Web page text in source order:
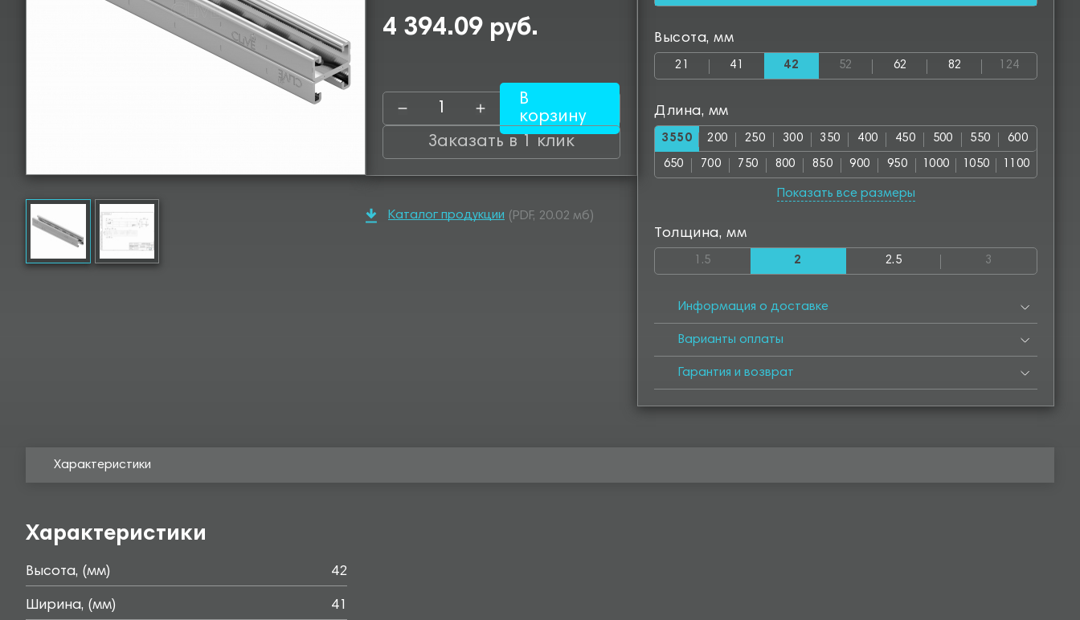
4 394.09 руб.
В
корзину
Заказать в 1 клик
Каталог продукции (PDF, 20.02 мб)
Высота, мм
21 41 42 52 62 82 124
Длина, мм
3550 200 250 300 350 400 450 500 550 600
650 700 750 800 850 900 950 1000 1050 1100
1300 1350 1400
2500
Показать все размеры
Толщина, мм
1.5 2 2.5 3
Информация о доставке
Варианты оплаты
Гарантия и возврат
Характеристики
Характеристики
Высота, (мм) 42
Ширина, (мм) 41